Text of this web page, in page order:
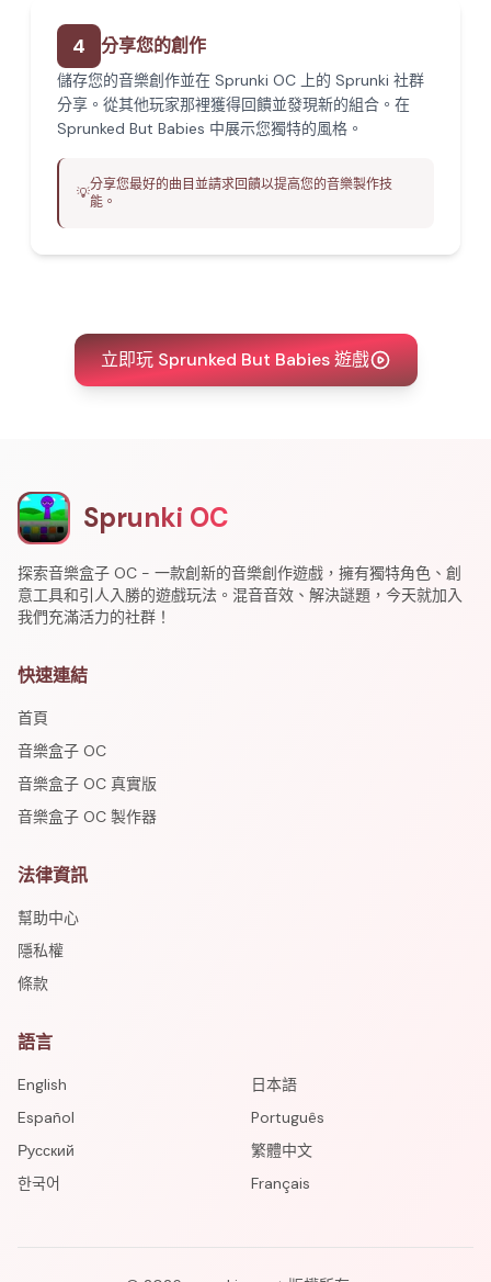
4 分享您的創作
儲存您的音樂創作並在 Sprunki OC 上的 Sprunki 社群
分享。從其他玩家那裡獲得回饋並發現新的組合。在
Sprunked But Babies 中展示您獨特的風格。
💡分享您最好的曲目並請求回饋以提高您的音樂製作技
能。
立即玩 Sprunked But Babies 遊戲
Sprunki OC
探索音樂盒子 OC - 一款創新的音樂創作遊戲，擁有獨特角色、創
意工具和引人入勝的遊戲玩法。混音音效、解決謎題，今天就加入
我們充滿活力的社群！
快速連結
首頁
音樂盒子 OC
音樂盒子 OC 真實版
音樂盒子 OC 製作器
法律資訊
幫助中心
隱私權
條款
語言
English
日本語
Español
Português
Русский
繁體中文
한국어
Français